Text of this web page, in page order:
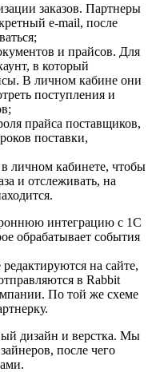
заказов. Партнеры
e-mail, после
и прайсов. Для
в который
В личном кабине они
поступления и
прайса поставщиков,
поставки,
личном кабинете, чтобы
и отслеживать, на
интеграцию с 1С
обрабатывает события
на сайте,
в Rabbit
По той же схеме
дизайн и верстка. Мы
после чего